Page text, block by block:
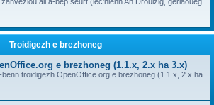
Troidigezh e brezhoneg
e brezhoneg (1.1.x, 2.x ha 3.x)
benn troidigezh OpenOffice.org e brezhoneg (1.1.x, 2.x ha